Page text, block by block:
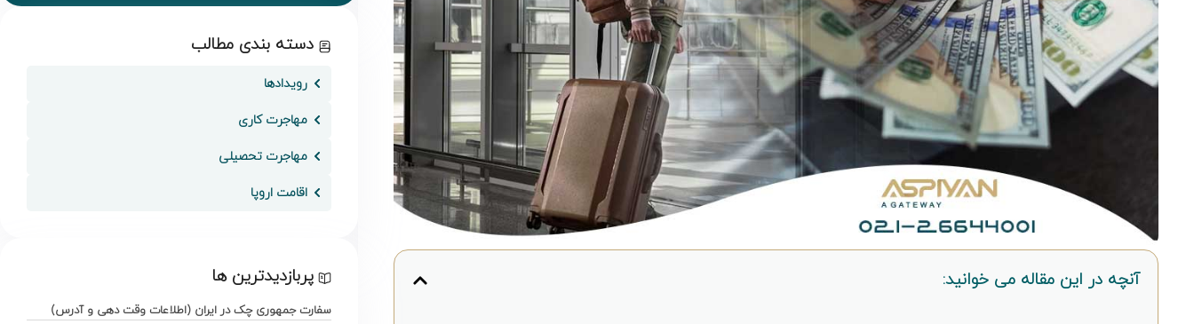
آنچه در این مقاله می خوانید:
دسته بندی مطالب
رویدادها
مهاجرت کاری
مهاجرت تحصیلی
اقامت اروپا
پربازدیدترین ها
سفارت جمهوری چک در ایران (اطلاعات وقت دهی و آدرس)